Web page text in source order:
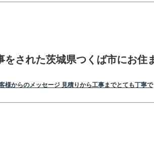
をされた茨城県つくば市にお住
様からのメッセージ 見積りから工事までとても丁寧で